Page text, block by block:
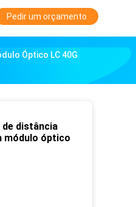
Pedir um orçamento
Óptico LC 40G
distância
módulo óptico